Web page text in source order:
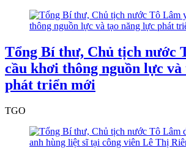
Tổng Bí thư, Chủ tịch nước
cầu khơi thông nguồn lực và
phát triển mới
TGO